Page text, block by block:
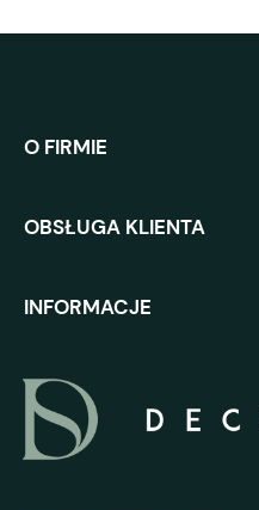
O FIRMIE
OBSŁUGA KLIENTA
INFORMACJE